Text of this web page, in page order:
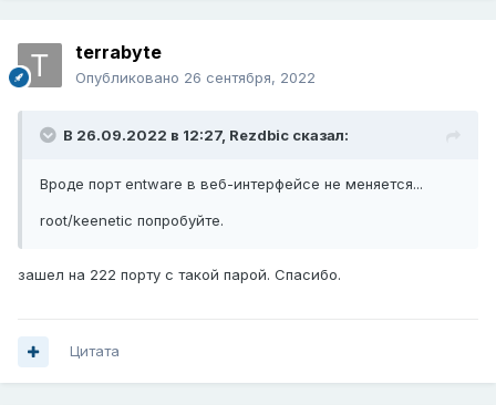
terrabyte
Опубликовано 26 сентября, 2022
В 26.09.2022 в 12:27, Rezdbic сказал:
Вроде порт entware в веб-интерфейсе не меняется...
root/keenetic попробуйте.
зашел на 222 порту с такой парой. Спасибо.
Цитата